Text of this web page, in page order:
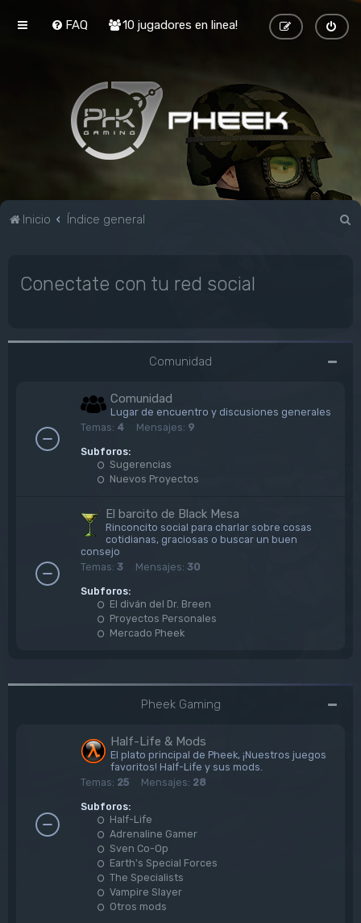
FAQ 10 jugadores en linea!
Inicio Índice general
Conectate con tu red social
Comunidad
Comunidad
Lugar de encuentro y discusiones generales
Temas: 4 Mensajes: 9
Subforos:
Sugerencias
Nuevos Proyectos
El barcito de Black Mesa
Rinconcito social para charlar sobre cosas
cotidianas, graciosas o buscar un buen
consejo
Temas: 3 Mensajes: 30
Subforos:
El diván del Dr. Breen
Proyectos Personales
Mercado Pheek
Pheek Gaming
Half-Life & Mods
El plato principal de Pheek, ¡Nuestros juegos
favoritos! Half-Life y sus mods.
Temas: 25 Mensajes: 28
Subforos:
Half-Life
Adrenaline Gamer
Sven Co-Op
Earth's Special Forces
The Specialists
Vampire Slayer
Otros mods